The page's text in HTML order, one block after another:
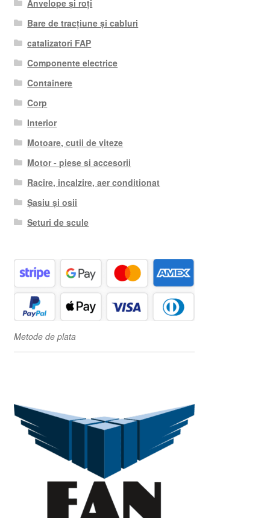
Anvelope și roți
Bare de tracțiune și cabluri
catalizatori FAP
Componente electrice
Containere
Corp
Interior
Motoare, cutii de viteze
Motor - piese si accesorii
Racire, incalzire, aer conditionat
Șasiu și osii
Seturi de scule
Metode de plata